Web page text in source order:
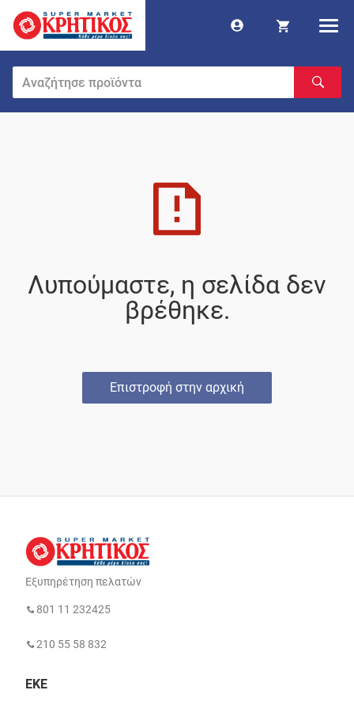
Λυπούμαστε, η σελίδα δεν
βρέθηκε.
Επιστροφή στην αρχική
Εξυπηρέτηση πελατών
801 11 232425
210 55 58 832
ΕΚΕ